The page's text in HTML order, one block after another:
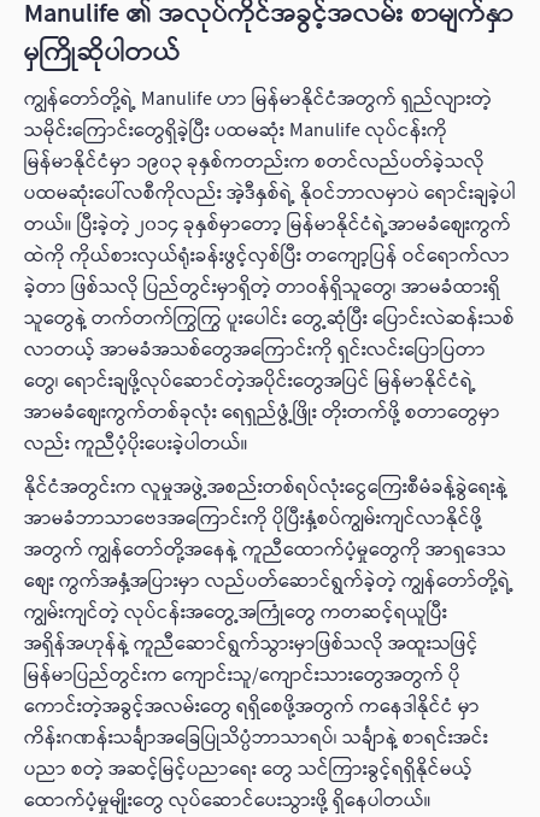
Manulife ၏ အလုပ်ကိုင်အခွင့်အလမ်း စာမျက်နှာ
မှကြိုဆိုပါတယ်
ကျွန်တော်တို့ရဲ့ Manulife ဟာ မြန်မာနိုင်ငံအတွက် ရှည်လျားတဲ့
သမိုင်းကြောင်းတွေရှိခဲ့ပြီး ပထမဆုံး Manulife လုပ်ငန်းကို
မြန်မာနိုင်ငံမှာ ၁၉၀၃ ခုနှစ်ကတည်းက စတင်လည်ပတ်ခဲ့သလို
ပထမဆုံးပေါ်လစီကိုလည်း အဲ့ဒီနှစ်ရဲ့ နိုဝင်ဘာလမှာပဲ ရောင်းချခဲ့ပါ
တယ်။ ပြီးခဲ့တဲ့ ၂၀၁၄ ခုနှစ်မှာတော့ မြန်မာနိုင်ငံရဲ့အာမခံစျေးကွက်
ထဲကို ကိုယ်စားလှယ်ရုံးခန်းဖွင့်လှစ်ပြီး တကျော့ပြန် ဝင်ရောက်လာ
ခဲ့တာ ဖြစ်သလို ပြည်တွင်းမှာရှိတဲ့ တာဝန်ရှိသူတွေ၊ အာမခံထားရှိ
သူတွေနဲ့ တက်တက်ကြွကြွ ပူးပေါင်း တွေ့ဆုံပြီး ပြောင်းလဲဆန်းသစ်
လာတယ့် အာမခံအသစ်တွေအကြောင်းကို ရှင်းလင်းပြောပြတာ
တွေ၊ ရောင်းချဖို့လုပ်ဆောင်တဲ့အပိုင်းတွေအပြင် မြန်မာနိုင်ငံရဲ့
အာမခံစျေးကွက်တစ်ခုလုံး ရေရှည်ဖွံ့ဖြိုး တိုးတက်ဖို့ စတာတွေမှာ
လည်း ကူညီပံ့ပိုးပေးခဲ့ပါတယ်။
နိုင်ငံအတွင်းက လူမှုအဖွဲ့အစည်းတစ်ရပ်လုံးငွေကြေးစီမံခန့်ခွဲရေးနဲ့
အာမခံဘာသာဗေဒအကြောင်းကို ပိုပြီးနှံ့စပ်ကျွမ်းကျင်လာနိုင်ဖို့
အတွက် ကျွန်တော်တို့အနေနဲ့ ကူညီထောက်ပံ့မှုတွေကို အာရှဒေသ
စျေး ကွက်အနှံ့အပြားမှာ လည်ပတ်ဆောင်ရွက်ခဲ့တဲ့ ကျွန်တော်တို့ရဲ့
ကျွမ်းကျင်တဲ့ လုပ်ငန်းအတွေ့အကြုံတွေ ကတဆင့်ရယူပြီး
အရှိန်အဟုန်နဲ့ ကူညီဆောင်ရွက်သွားမှာဖြစ်သလို အထူးသဖြင့်
မြန်မာပြည်တွင်းက ကျောင်းသူ/ကျောင်းသားတွေအတွက် ပို
ကောင်းတဲ့အခွင့်အလမ်းတွေ ရရှိစေဖို့အတွက် ကနေဒါနိုင်ငံ မှာ
ကိန်းဂဏန်းသင်္ချာအခြေပြုသိပ္ပံဘာသာရပ်၊ သင်္ချာနဲ့ စာရင်းအင်း
ပညာ စတဲ့ အဆင့်မြင့်ပညာရေး တွေ သင်ကြားခွင့်ရရှိနိုင်မယ့်
ထောက်ပံ့မှုမျိုးတွေ လုပ်ဆောင်ပေးသွားဖို့ ရှိနေပါတယ်။